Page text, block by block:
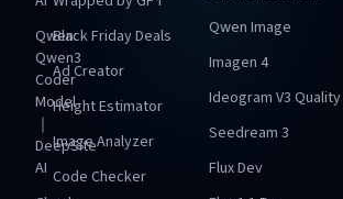
Qwen:
Qwen3
Coder
Model
｜
DeepSite
AI
Black Friday Deals
Ad Creator
Height Estimator
Image Analyzer
Code Checker
Qwen Image
Imagen 4
Ideogram V3 Quality
Seedream 3
Flux Dev